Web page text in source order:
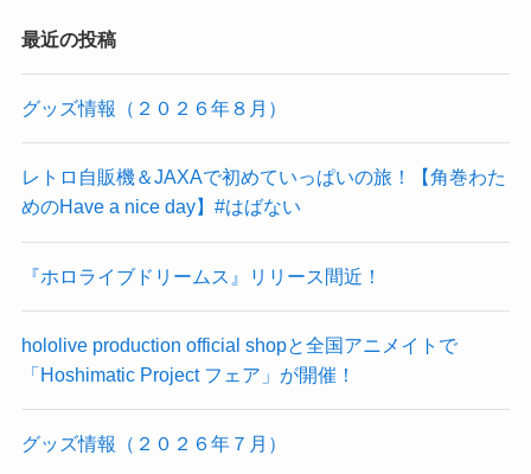
最近の投稿
グッズ情報（２０２６年８月）
レトロ自販機＆JAXAで初めていっぱいの旅！【角巻わた
めのHave a nice day】#はばない
『ホロライブドリームス』リリース間近！
hololive production official shopと全国アニメイトで
「Hoshimatic Project フェア」が開催！
グッズ情報（２０２６年７月）